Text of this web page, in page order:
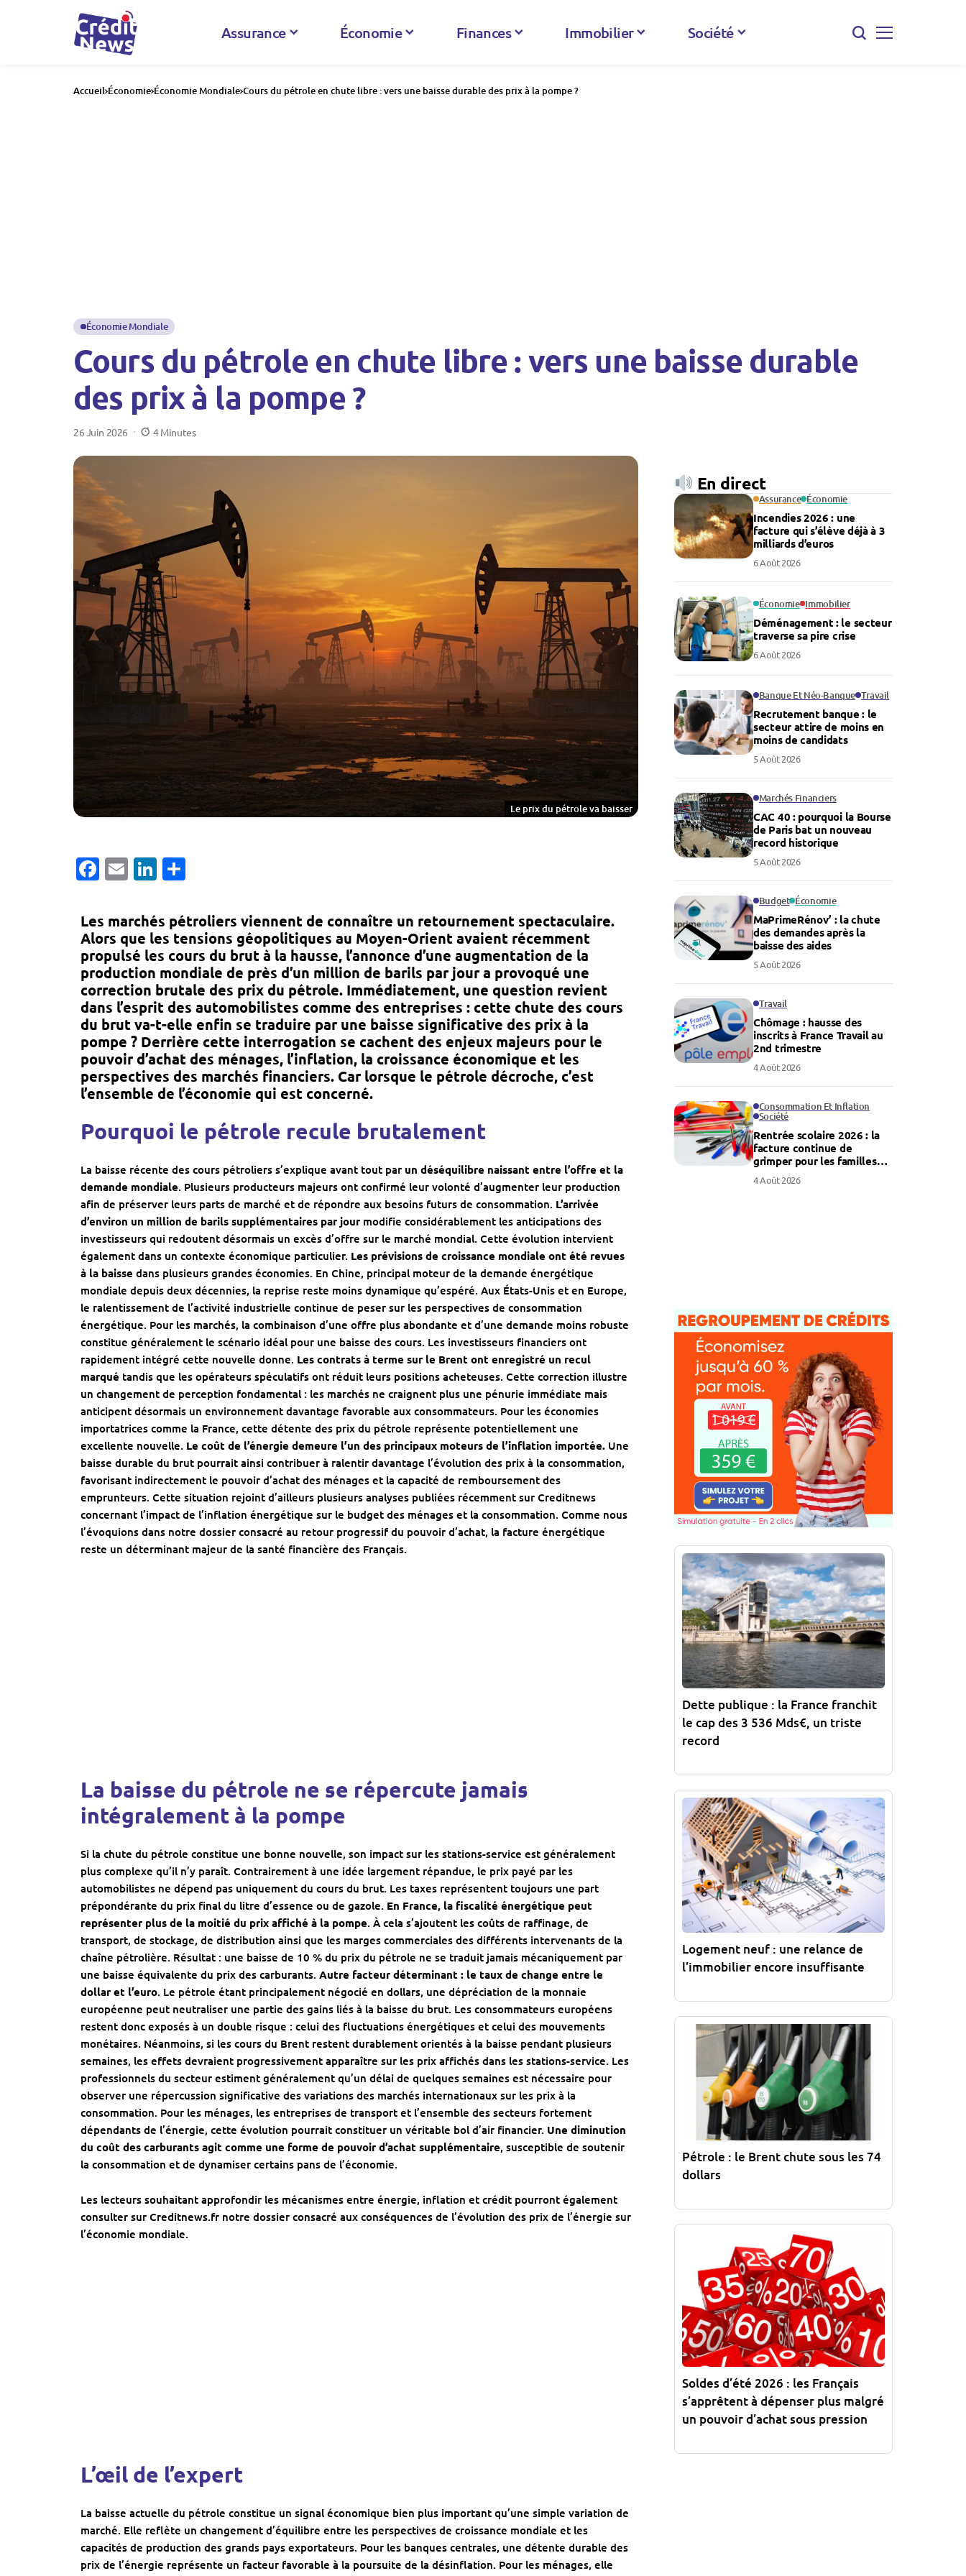
Assurance Économie Finances Immobilier Société
Accueil Économie Économie Mondiale Cours du pétrole en chute libre : vers une baisse durable des prix à la pompe ?
Économie Mondiale
Cours du pétrole en chute libre : vers une baisse durable
des prix à la pompe ?
26 Juin 2026 4 Minutes
Le prix du pétrole va baisser
Facebook
EmailLinkedIn
Les marchés pétroliers viennent de connaître un retournement spectaculaire.
Alors que les tensions géopolitiques au Moyen-Orient avaient récemment
propulsé les cours du brut à la hausse, l’annonce d’une augmentation de la
production mondiale de près d’un million de barils par jour a provoqué une
correction brutale des prix du pétrole. Immédiatement, une question revient
dans l’esprit des automobilistes comme des entreprises : cette chute des cours
du brut va-t-elle enfin se traduire par une baisse significative des prix à la
pompe ? Derrière cette interrogation se cachent des enjeux majeurs pour le
pouvoir d’achat des ménages, l’inflation, la croissance économique et les
perspectives des marchés financiers. Car lorsque le pétrole décroche, c’est
l’ensemble de l’économie qui est concerné.
Pourquoi le pétrole recule brutalement
La baisse récente des cours pétroliers s’explique avant tout par un déséquilibre naissant entre l’offre et la
demande mondiale. Plusieurs producteurs majeurs ont confirmé leur volonté d’augmenter leur production
afin de préserver leurs parts de marché et de répondre aux besoins futurs de consommation. L’arrivée
d’environ un million de barils supplémentaires par jour modifie considérablement les anticipations des
investisseurs qui redoutent désormais un excès d’offre sur le marché mondial. Cette évolution intervient
également dans un contexte économique particulier. Les prévisions de croissance mondiale ont été revues
à la baisse dans plusieurs grandes économies. En Chine, principal moteur de la demande énergétique
mondiale depuis deux décennies, la reprise reste moins dynamique qu’espéré. Aux États-Unis et en Europe,
le ralentissement de l’activité industrielle continue de peser sur les perspectives de consommation
énergétique. Pour les marchés, la combinaison d’une offre plus abondante et d’une demande moins robuste
constitue généralement le scénario idéal pour une baisse des cours. Les investisseurs financiers ont
rapidement intégré cette nouvelle donne. Les contrats à terme sur le Brent ont enregistré un recul
marqué tandis que les opérateurs spéculatifs ont réduit leurs positions acheteuses. Cette correction illustre
un changement de perception fondamental : les marchés ne craignent plus une pénurie immédiate mais
anticipent désormais un environnement davantage favorable aux consommateurs. Pour les économies
importatrices comme la France, cette détente des prix du pétrole représente potentiellement une
excellente nouvelle. Le coût de l’énergie demeure l’un des principaux moteurs de l’inflation importée. Une
baisse durable du brut pourrait ainsi contribuer à ralentir davantage l’évolution des prix à la consommation,
favorisant indirectement le pouvoir d’achat des ménages et la capacité de remboursement des
emprunteurs. Cette situation rejoint d’ailleurs plusieurs analyses publiées récemment sur Creditnews
concernant l’impact de l’inflation énergétique sur le budget des ménages et la consommation. Comme nous
l’évoquions dans notre dossier consacré au retour progressif du pouvoir d’achat, la facture énergétique
reste un déterminant majeur de la santé financière des Français.
La baisse du pétrole ne se répercute jamais
intégralement à la pompe
Si la chute du pétrole constitue une bonne nouvelle, son impact sur les stations-service est généralement
plus complexe qu’il n’y paraît. Contrairement à une idée largement répandue, le prix payé par les
automobilistes ne dépend pas uniquement du cours du brut. Les taxes représentent toujours une part
prépondérante du prix final du litre d’essence ou de gazole. En France, la fiscalité énergétique peut
représenter plus de la moitié du prix affiché à la pompe. À cela s’ajoutent les coûts de raffinage, de
transport, de stockage, de distribution ainsi que les marges commerciales des différents intervenants de la
chaîne pétrolière. Résultat : une baisse de 10 % du prix du pétrole ne se traduit jamais mécaniquement par
une baisse équivalente du prix des carburants. Autre facteur déterminant : le taux de change entre le
dollar et l’euro. Le pétrole étant principalement négocié en dollars, une dépréciation de la monnaie
européenne peut neutraliser une partie des gains liés à la baisse du brut. Les consommateurs européens
restent donc exposés à un double risque : celui des fluctuations énergétiques et celui des mouvements
monétaires. Néanmoins, si les cours du Brent restent durablement orientés à la baisse pendant plusieurs
semaines, les effets devraient progressivement apparaître sur les prix affichés dans les stations-service. Les
professionnels du secteur estiment généralement qu’un délai de quelques semaines est nécessaire pour
observer une répercussion significative des variations des marchés internationaux sur les prix à la
consommation. Pour les ménages, les entreprises de transport et l’ensemble des secteurs fortement
dépendants de l’énergie, cette évolution pourrait constituer un véritable bol d’air financier. Une diminution
du coût des carburants agit comme une forme de pouvoir d’achat supplémentaire, susceptible de soutenir
la consommation et de dynamiser certains pans de l’économie.
Les lecteurs souhaitant approfondir les mécanismes entre énergie, inflation et crédit pourront également
consulter sur Creditnews.fr notre dossier consacré aux conséquences de l’évolution des prix de l’énergie sur
l’économie mondiale.
L’œil de l’expert
La baisse actuelle du pétrole constitue un signal économique bien plus important qu’une simple variation de
marché. Elle reflète un changement d’équilibre entre les perspectives de croissance mondiale et les
capacités de production des grands pays exportateurs. Pour les banques centrales, une détente durable des
prix de l’énergie représente un facteur favorable à la poursuite de la désinflation. Pour les ménages, elle
En direct
Assurance Économie
Incendies 2026 : une
facture qui s’élève déjà à 3
milliards d’euros
6 Août 2026
Économie Immobilier
Déménagement : le secteur
traverse sa pire crise
6 Août 2026
Banque Et Néo-Banque Travail
Recrutement banque : le
secteur attire de moins en
moins de candidats
5 Août 2026
Marchés Financiers
CAC 40 : pourquoi la Bourse
de Paris bat un nouveau
record historique
5 Août 2026
Budget Économie
MaPrimeRénov’ : la chute
des demandes après la
baisse des aides
5 Août 2026
Travail
Chômage : hausse des
inscrits à France Travail au
2nd trimestre
4 Août 2026
Consommation Et Inflation
Société
Rentrée scolaire 2026 : la
facture continue de
grimper pour les familles
françaises
4 Août 2026
Dette publique : la France franchit
le cap des 3 536 Mds€, un triste
record
Logement neuf : une relance de
l’immobilier encore insuffisante
Pétrole : le Brent chute sous les 74
dollars
Soldes d’été 2026 : les Français
s’apprêtent à dépenser plus malgré
un pouvoir d’achat sous pression